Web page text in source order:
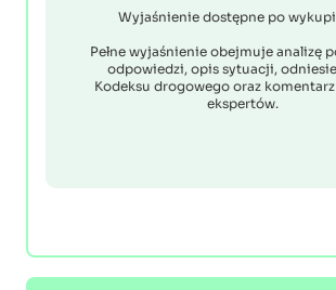
Wyjaśnienie dostępne po
Pełne wyjaśnienie obejmuje analizę
odpowiedzi, opis sytuacji,
Kodeksu drogowego oraz
ekspertów.